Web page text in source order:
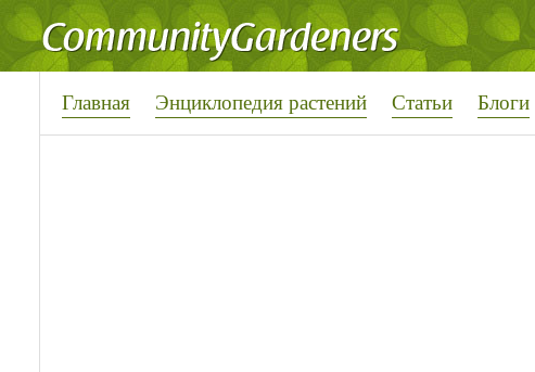
Главная Энциклопедия растений Статьи Блоги